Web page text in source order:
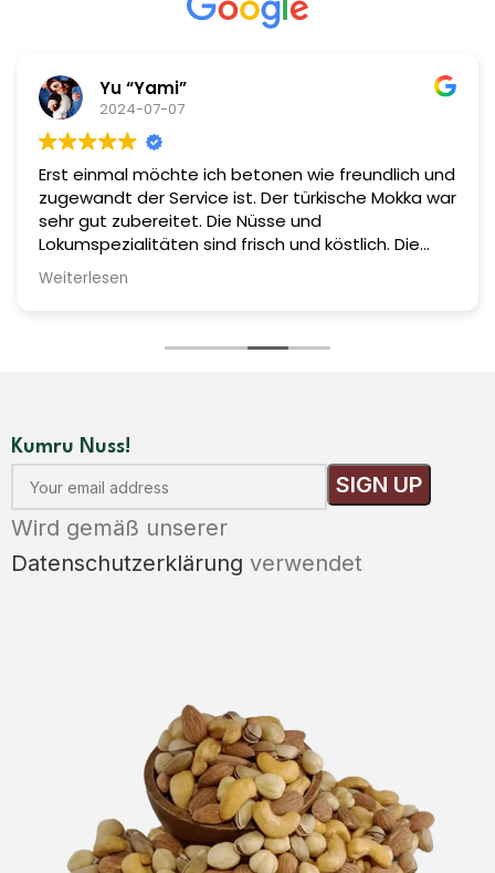
Yu “Yami”
2024-07-07
Erst einmal möchte ich betonen wie freundlich und
zugewandt der Service ist. Der türkische Mokka war
sehr gut zubereitet. Die Nüsse und
Lokumspezialitäten sind frisch und köstlich. Die
Qualität ist top. Zu unserem Kaffee wurden uns
kostenlos frisch geröstete Nüsse gereicht. Sehr zu
Weiterlesen
Kumru Nuss!
Wird gemäß unserer
Datenschutzerklärung verwendet